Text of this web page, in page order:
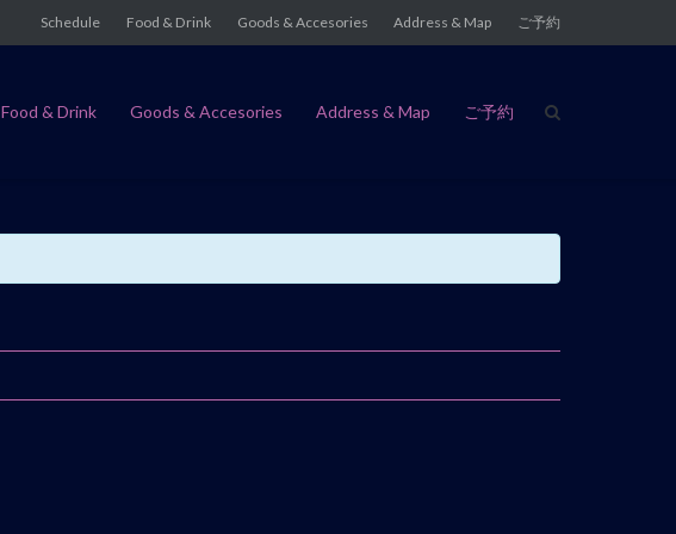
Schedule Food & Drink Goods & Accesories Address & Map ご予約
Food & Drink Goods & Accesories Address & Map ご予約